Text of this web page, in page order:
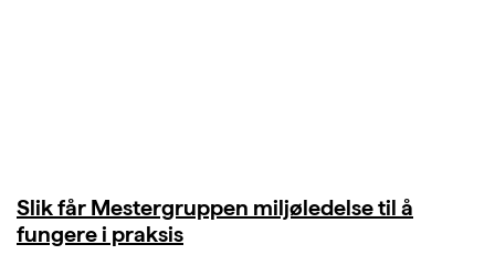
Slik får Mestergruppen miljøledelse til å
fungere i praksis